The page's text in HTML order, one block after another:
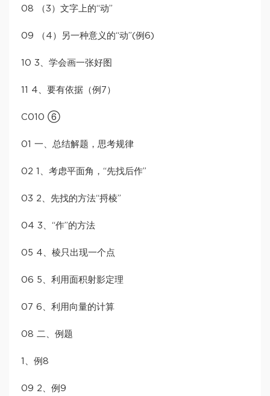
08 （3）文字上的“动”
09 （4）另一种意义的“动”(例6)
10 3、学会画一张好图
11 4、要有依据（例7）
C010 ⑥
01 一、总结解题，思考规律
02 1、考虑平面角，“先找后作”
03 2、先找的方法“捋棱”
04 3、“作”的方法
05 4、棱只出现一个点
06 5、利用面积射影定理
07 6、利用向量的计算
08 二、例题
1、例8
09 2、例9